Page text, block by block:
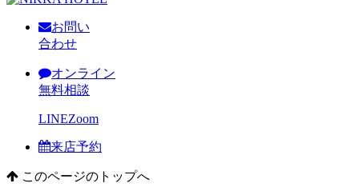
お問い
合わせ
オンライン
無料相談
LINEZoom
来店予約
このページのトップへ